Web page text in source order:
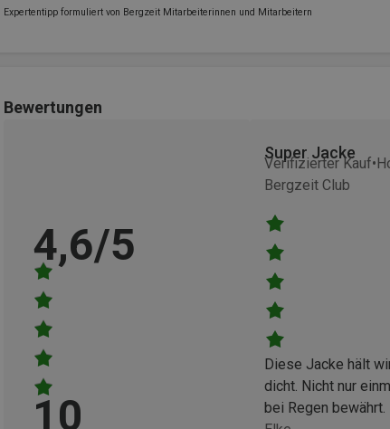
Expertentipp formuliert von Bergzeit Mitarbeiterinnen und Mitarbeitern
Bewertungen
4,6/5
10
Verifizierter Kauf
Bergzeit Club
Super Jacke
Diese Jacke hält
dicht. Nicht nur
bei Regen bewährt.